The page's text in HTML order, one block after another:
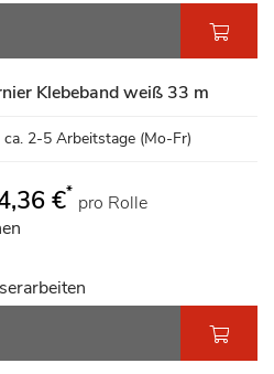
Klebeband weiß 33 m
ca. 2-5 Arbeitstage (Mo-Fr)
€* pro Rolle